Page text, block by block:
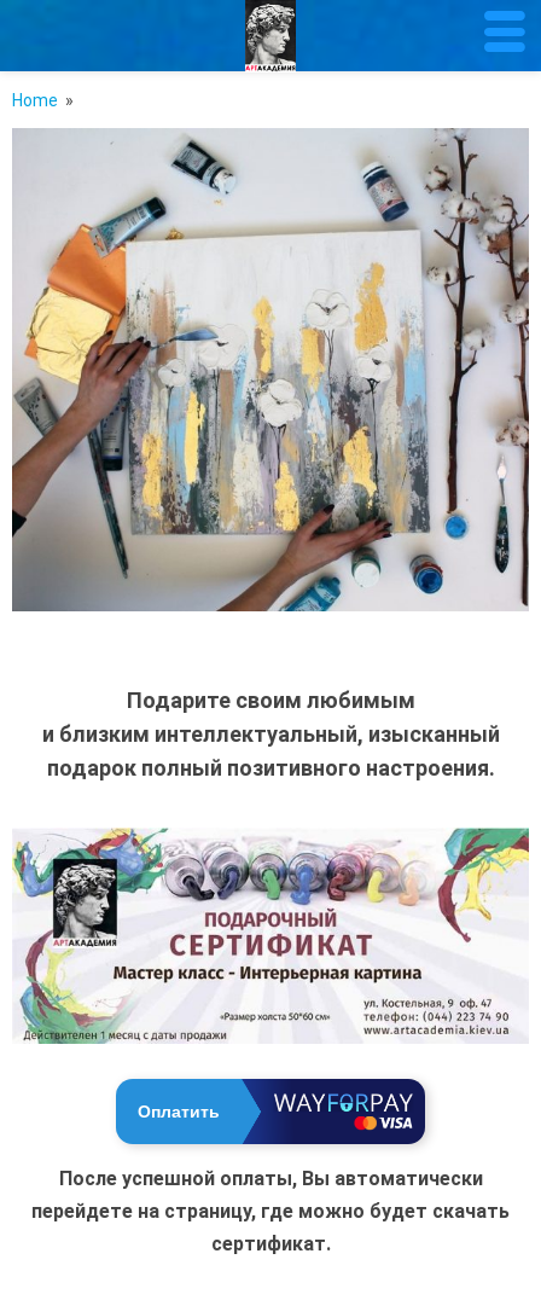
Home »
Подарите своим любимым
и близким интеллектуальный, изысканный
подарок полный позитивного настроения.
Оплатить
После успешной оплаты, Вы автоматически
перейдете на страницу, где можно будет скачать
сертификат.